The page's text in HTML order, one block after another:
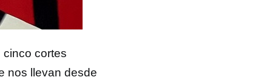
cortes
nos llevan desde